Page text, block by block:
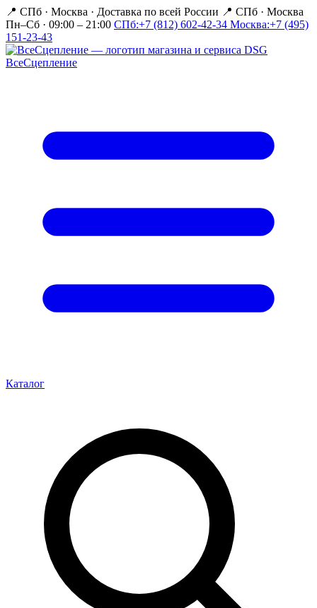
📍 СПб · Москва · Доставка по всей России 📍 СПб · Москва
Пн–Сб · 09:00 – 21:00 СПб:+7 (812) 602-42-34 Москва:+7 (495)
151-23-43
ВсеСцепление
Каталог